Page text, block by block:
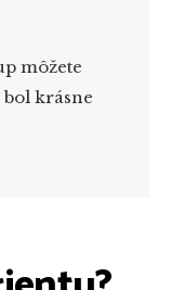
môžete
bol krásne